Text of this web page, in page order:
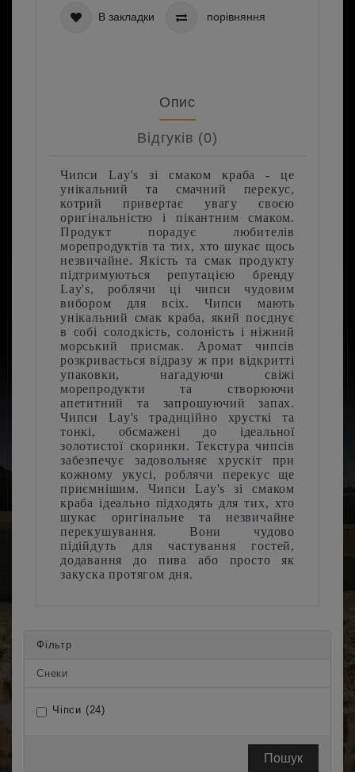
В закладки порівняння
Опис
Відгуків (0)
Чипси Lay's зі смаком краба
- це
унікальний та смачний перекус,
котрий привертає увагу своєю
оригінальністю і пікантним смаком.
Продукт порадує любителів
морепродуктів та тих, хто шукає щось
незвичайне. Якість та смак продукту
підтримуються репутацією бренду
Lay's, роблячи ці чипси чудовим
вибором для всіх. Чипси мають
унікальний смак краба, який поєднує
в собі солодкість, солоність і ніжний
морський присмак. Аромат чипсів
розкривається відразу ж при відкритті
упаковки, нагадуючи свіжі
морепродукти та створюючи
апетитний та запрошуючий запах.
Чипси Lay's традиційно хрусткі та
тонкі, обсмажені до ідеальної
золотистої скоринки. Текстура чипсів
забезпечує задовольняє хрускіт при
кожному укусі, роблячи перекус ще
приємнішим. Чипси Lay's зі смаком
краба ідеально підходять для тих, хто
шукає оригінальне та незвичайне
перекушування. Вони чудово
підійдуть для частування гостей,
додавання до пива або просто як
закуска протягом дня.
Фільтр
Снеки
Чіпси (24)
Пошук